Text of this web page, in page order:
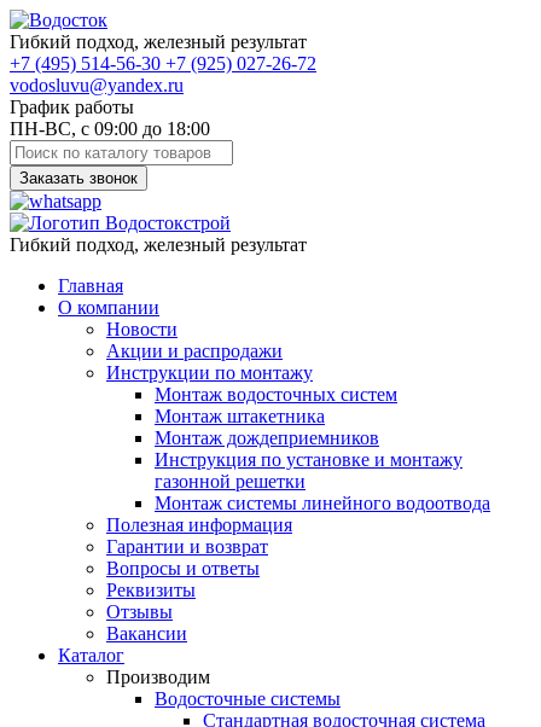
Гибкий подход, железный результат
+7 (495) 514-56-30 +7 (925) 027-26-72
vodosluvu@yandex.ru
График работы
ПН-ВС, с 09:00 до 18:00
Заказать звонок
Гибкий подход, железный результат
Главная
О компании
Новости
Акции и распродажи
Инструкции по монтажу
Монтаж водосточных систем
Монтаж штакетника
Монтаж дождеприемников
Инструкция по установке и монтажу
газонной решетки
Монтаж системы линейного водоотвода
Полезная информация
Гарантии и возврат
Вопросы и ответы
Реквизиты
Отзывы
Вакансии
Каталог
Производим
Водосточные системы
Стандартная водосточная система